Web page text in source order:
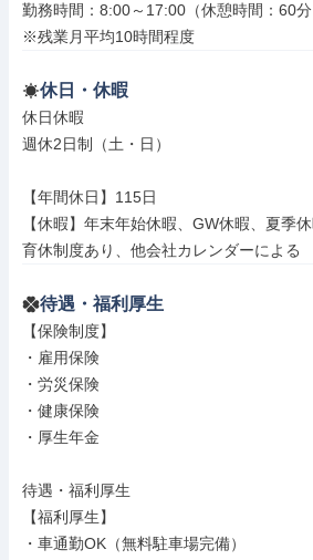
勤務時間：8:00～17:00（休憩時間：60分
※残業月平均10時間程度
休日・休暇
休日休暇
週休2日制（土・日）
【年間休日】115日
【休暇】年末年始休暇、GW休暇、夏季
育休制度あり、他会社カレンダーによる
待遇・福利厚生
【保険制度】
・雇用保険
・労災保険
・健康保険
・厚生年金
待遇・福利厚生
【福利厚生】
・車通勤OK（無料駐車場完備）